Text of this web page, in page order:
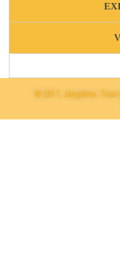
© 2017, Jangalma.